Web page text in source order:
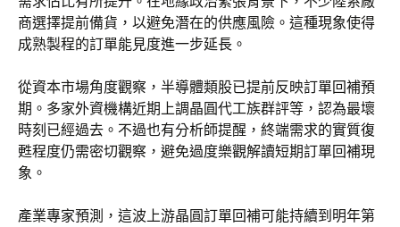
商選擇提前備貨，以避免潛在的供應風險。這種現象使得
成熟製程的訂單能見度進一步延長。
從資本市場角度觀察，半導體類股已提前反映訂單回補預
期。多家外資機構近期上調晶圓代工族群評等，認為最壞
時刻已經過去。不過也有分析師提醒，終端需求的實質復
甦程度仍需密切觀察，避免過度樂觀解讀短期訂單回補現
象。
產業專家預測，這波上游晶圓訂單回補可能持續到明年第